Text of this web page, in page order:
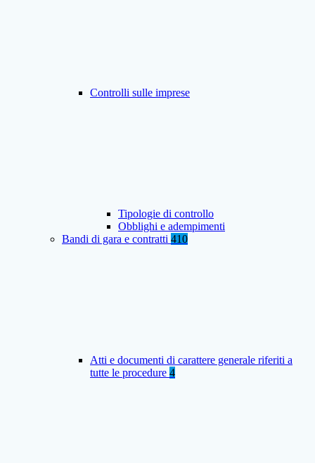
Controlli sulle imprese
Tipologie di controllo
Obblighi e adempimenti
Bandi di gara e contratti 410
Atti e documenti di carattere generale riferiti a
tutte le procedure 4